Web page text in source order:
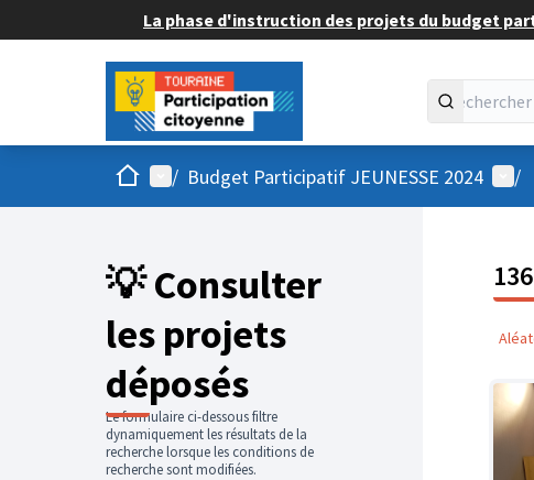
La phase d'instruction des projets du budget
AccueilMenu principal
/ Budget Participatif JEUNESSE 2024 /
💡 Consulter
les projets
déposés
Le formulaire ci-dessous filtre
dynamiquement les résultats de la
recherche lorsque les conditions de
recherche sont modifiées.